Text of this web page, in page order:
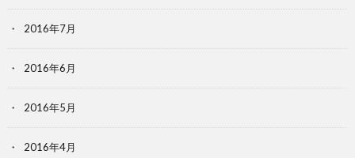
2016年7月
2016年6月
2016年5月
2016年4月